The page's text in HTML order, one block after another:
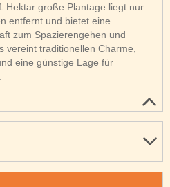
Hektar große Plantage liegt nur
entfernt und bietet eine
zum Spazierengehen und
vereint traditionellen Charme,
eine günstige Lage für